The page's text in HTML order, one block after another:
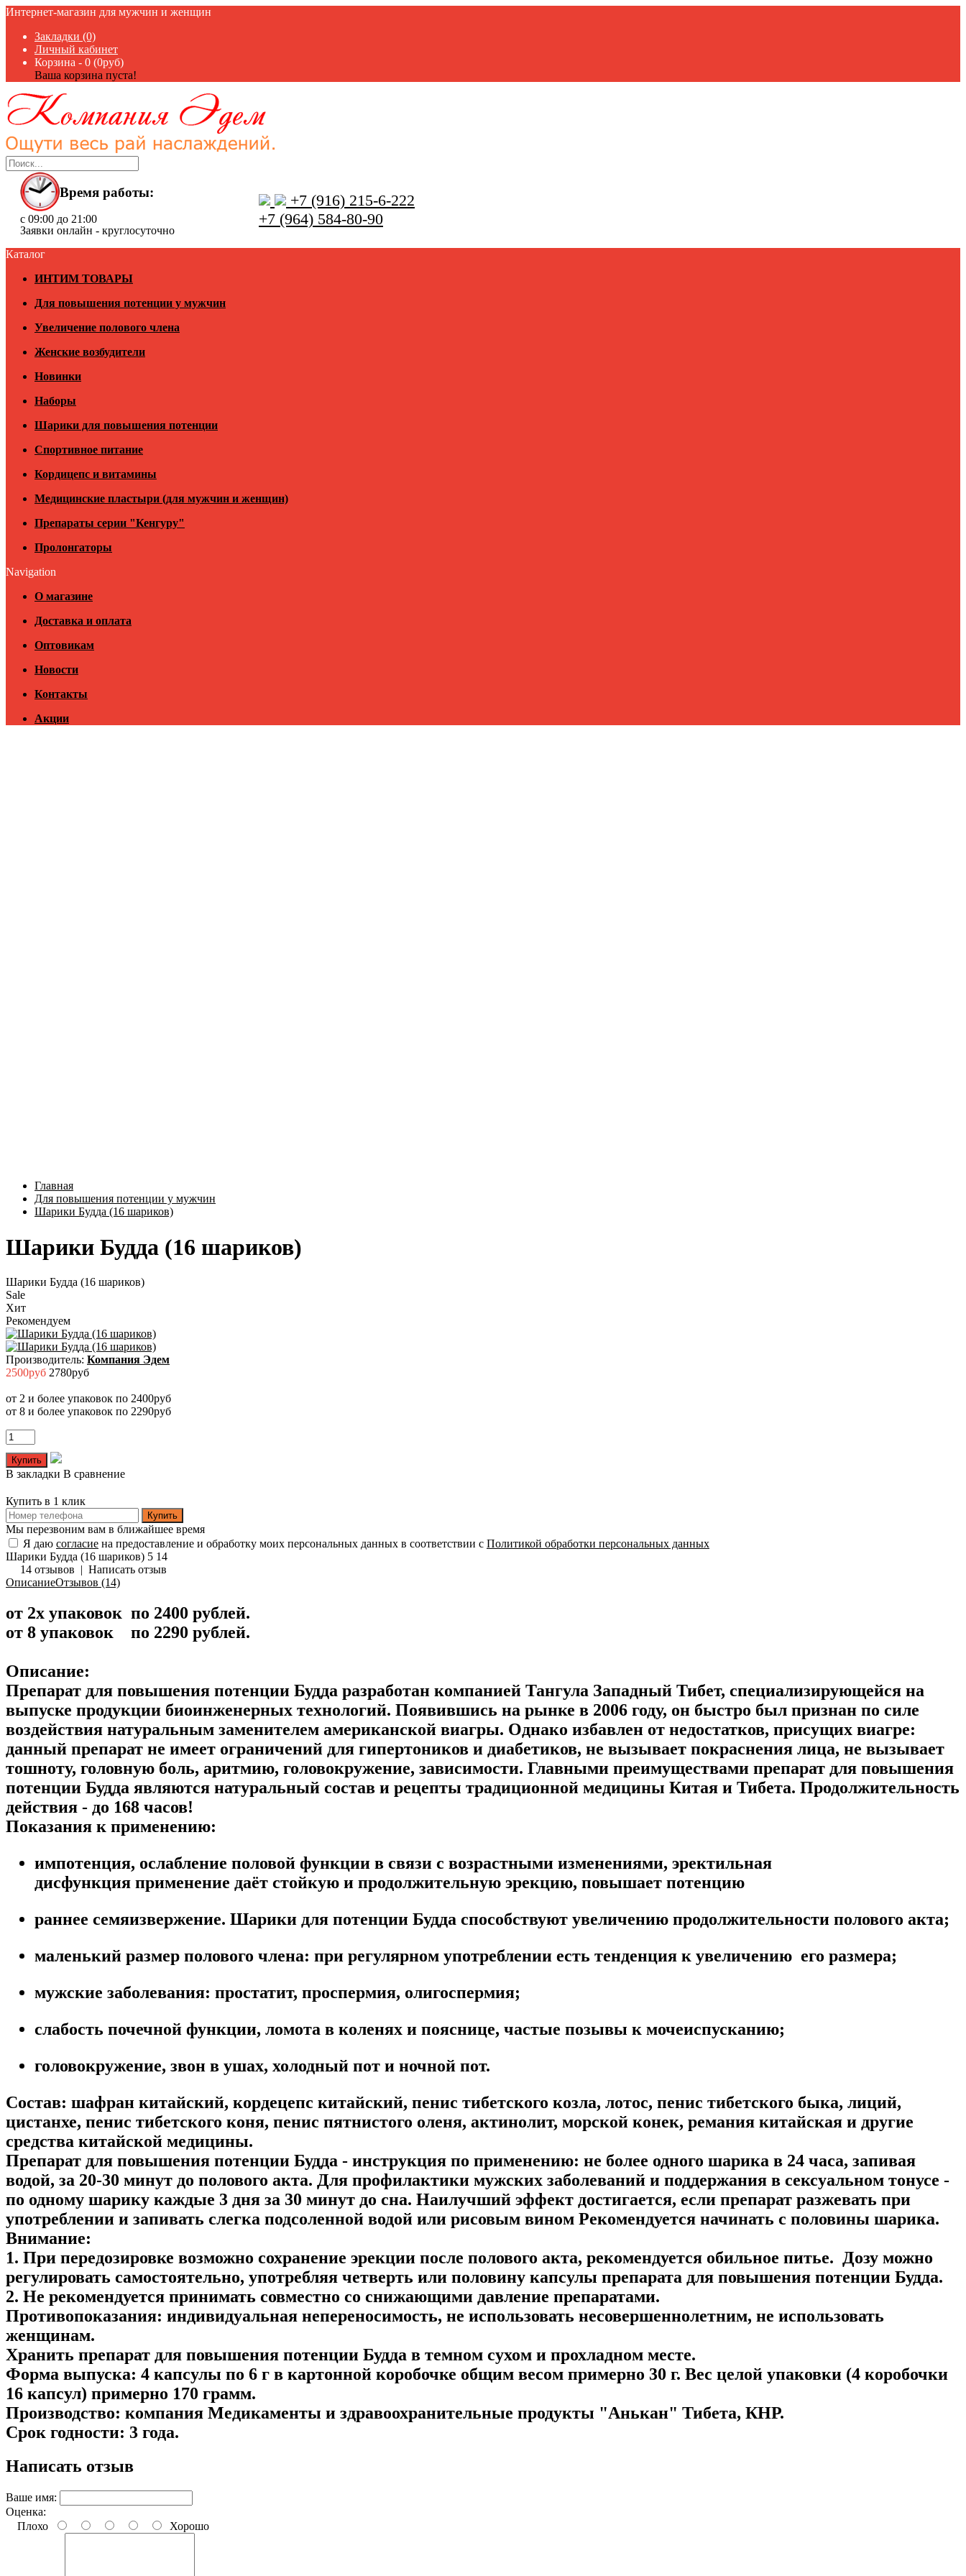
Интернет-магазин для мужчин и женщин
Закладки (0)
Личный кабинет
Корзина - 0 (0руб)
Ваша корзина пуста!
Время работы:
с 09:00 до 21:00
Заявки онлайн - круглосуточно
+7 (916) 215-6-222
+7 (964) 584-80-90
Каталог
ИНТИМ ТОВАРЫ
Для повышения потенции у мужчин
Увеличение полового члена
Женские возбудители
Новинки
Наборы
Шарики для повышения потенции
Спортивное питание
Кордицепс и витамины
Медицинские пластыри (для мужчин и женщин)
Препараты серии "Кенгуру"
Пролонгаторы
Navigation
О магазине
Доставка и оплата
Оптовикам
Новости
Контакты
Акции
Главная
Для повышения потенции у мужчин
Шарики Будда (16 шариков)
Шарики Будда (16 шариков)
Шарики Будда (16 шариков)
Sale
Хит
Рекомендуем
Производитель: Компания Эдем
2500руб 2780руб
от 2 и более упаковок по 2400руб
от 8 и более упаковок по 2290руб
В закладки В сравнение
Купить в 1 клик
Купить
Мы перезвоним вам в ближайшее время
Я даю согласие на предоставление и обработку моих персональных данных в соответствии с Политикой обработки персональных данных
Шарики Будда (16 шариков) 5 14
14 отзывов | Написать отзыв
ОписаниеОтзывов (14)
от 2х упаковок по 2400 рублей.
от 8 упаковок по 2290 рублей.
Описание:
Препарат для повышения потенции Будда разработан компанией Тангула Западный Тибет, специализирующейся на
выпуске продукции биоинженерных технологий. Появившись на рынке в 2006 году, он быстро был признан по силе
воздействия натуральным заменителем американской виагры. Однако избавлен от недостатков, присущих виагре:
данный препарат не имеет ограничений для гипертоников и диабетиков, не вызывает покраснения лица, не вызывает
тошноту, головную боль, аритмию, головокружение, зависимости. Главными преимуществами препарат для повышения
потенции Будда являются натуральный состав и рецепты традиционной медицины Китая и Тибета. Продолжительность
действия - до 168 часов!
Показания к применению:
импотенция, ослабление половой функции в связи с возрастными изменениями, эректильная
дисфункция применение даёт стойкую и продолжительную эрекцию, повышает потенцию
раннее семяизвержение. Шарики для потенции Будда способствуют увеличению продолжительности полового акта;
маленький размер полового члена: при регулярном употреблении есть тенденция к увеличению его размера;
мужские заболевания: простатит, проспермия, олигоспермия;
слабость почечной функции, ломота в коленях и пояснице, частые позывы к мочеиспусканию;
головокружение, звон в ушах, холодный пот и ночной пот.
Состав: шафран китайский, кордецепс китайский, пенис тибетского козла, лотос, пенис тибетского быка, лиций,
цистанхе, пенис тибетского коня, пенис пятнистого оленя, актинолит, морской конек, ремания китайская и другие
средства китайской медицины.
Препарат для повышения потенции Будда - инструкция по применению: не более одного шарика в 24 часа, запивая
водой, за 20-30 минут до полового акта. Для профилактики мужских заболеваний и поддержания в сексуальном тонусе -
по одному шарику каждые 3 дня за 30 минут до сна. Наилучший эффект достигается, если препарат разжевать при
употреблении и запивать слегка подсоленной водой или рисовым вином Рекомендуется начинать с половины шарика.
Внимание:
1. При передозировке возможно сохранение эрекции после полового акта, рекомендуется обильное питье. Дозу можно
регулировать самостоятельно, употребляя четверть или половину капсулы препарата для повышения потенции Будда.
2. Не рекомендуется принимать совместно со снижающими давление препаратами.
Противопоказания: индивидуальная непереносимость, не использовать несовершеннолетним, не использовать
женщинам.
Хранить препарат для повышения потенции Будда в темном сухом и прохладном месте.
Форма выпуска: 4 капсулы по 6 г в картонной коробочке общим весом примерно 30 г. Вес целой упаковки (4 коробочки
16 капсул) примерно 170 грамм.
Производство: компания Медикаменты и здравоохранительные продукты "Анькан" Тибета, КНР.
Срок годности: 3 года.
Написать отзыв
Ваше имя:
Оценка:
Плохо
Хорошо